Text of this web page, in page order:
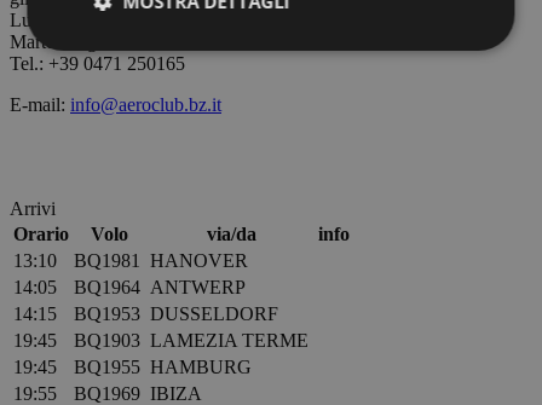
Lunedì, mercoledì e venerdì 8.30-13.00
Martedì e giovedì 8.30-17.00
Tel.: +39 0471 250165
E-mail: info@aeroclub.bz.it
Arrivi
Orario
Volo via/da
info
13:10
BQ1981
HANOVER
14:05
BQ1964 ANTWERP
14:15
BQ1953 DUSSELDORF
19:45
BQ1903 LAMEZIA TERME
19:45
BQ1955 HAMBURG
19:55
BQ1969 IBIZA
Strettamente necessari
può essere utilizzato correttamente senza i cookie
strettamente necessari.
Dominio
PHPSESSID
PHP.net